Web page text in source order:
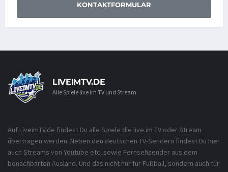
KONTAKTFORMULAR
LIVEIMTV.DE
Alle Spiele live im TV und Stream
Auf LiveimTV.de findest Du alle Spiele die live im TV oder Stream
übertragen werden. Neben den deutschen TV-Sendern findest Du hier
auch Streams von Youtube etc. sowie Fernsehsender aus dem
benachbarten Ausland. Und das nicht nur für Fußball, sondern auch für